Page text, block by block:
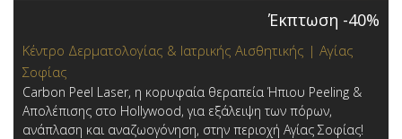
Έκπτωση -40%
Κέντρο Δερματολογίας & Ιατρικής Αισθητικής | Αγίας
Σοφίας
Carbon Peel Laser, η κορυφαία θεραπεία Ήπιου Peeling &
Απολέπισης στο Hollywood, για εξάλειψη των πόρων,
ανάπλαση και αναζωογόνηση, στην περιοχή Αγίας Σοφίας!